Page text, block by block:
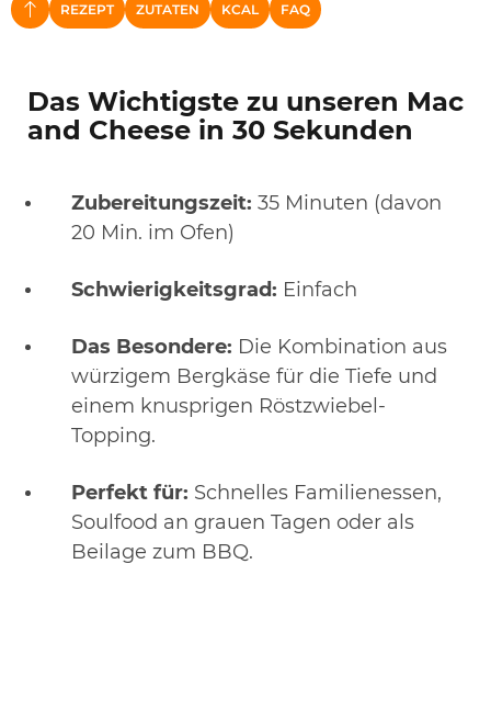
NACH OBEN
REZEPT ZUTATEN KCAL FAQ
Das Wichtigste zu unseren Mac
and Cheese in 30 Sekunden
Zubereitungszeit: 35 Minuten (davon
20 Min. im Ofen)
Schwierigkeitsgrad: Einfach
Das Besondere: Die Kombination aus
würzigem Bergkäse für die Tiefe und
einem knusprigen Röstzwiebel-
Topping.
Perfekt für: Schnelles Familienessen,
Soulfood an grauen Tagen oder als
Beilage zum BBQ.